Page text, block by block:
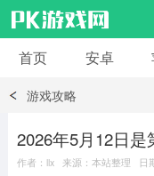
安卓应用
模拟经营
首页 安卓
游戏攻略
2026年5月12日
作者：llx 来源：本站整理 日